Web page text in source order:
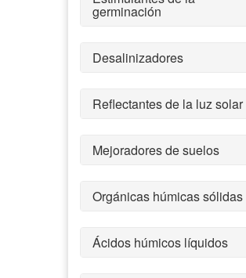
germinación
Desalinizadores
Reflectantes de la luz solar
Mejoradores de suelos
Orgánicas húmicas sólidas
Ácidos húmicos líquidos